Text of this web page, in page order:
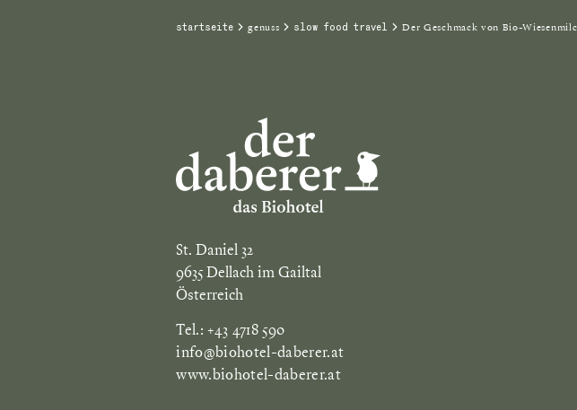
startseite genuss slow food travel Der Geschmack von Bio-
St. Daniel 32
9635 Dellach im Gailtal
Österreich
Tel.: +43 4718 590
info@biohotel-daberer.at
www.biohotel-daberer.at